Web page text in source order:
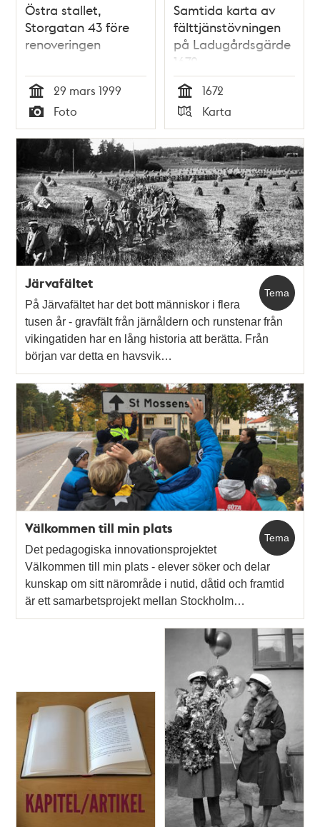
Östra stallet,
Storgatan 43 före
renoveringen
Tid
29 mars 1999
Typ
Foto
Samtida karta av
fälttjänstövningen
på Ladugårdsgärde
1672
Tid
1672
Typ
Karta
Tema
Järvafältet
På Järvafältet har det bott människor i flera
tusen år - gravfält från järnåldern och runstenar från
vikingatiden har en lång historia att berätta. Från
början var detta en havsvik…
Tema
Välkommen till min plats
Det pedagogiska innovationsprojektet
Välkommen till min plats - elever söker och delar
kunskap om sitt närområde i nutid, dåtid och framtid
är ett samarbetsprojekt mellan Stockholm…